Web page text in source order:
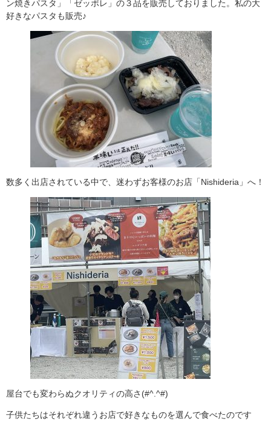
ン焼きパスタ」「ゼッポレ」の３品を販売しておりました。私の大
好きなパスタも販売♪
数多く出店されている中で、迷わずお客様のお店「Nishideria」へ！
屋台でも変わらぬクオリティの高さ(#^.^#)
子供たちはそれぞれ違うお店で好きなものを選んで食べたのです